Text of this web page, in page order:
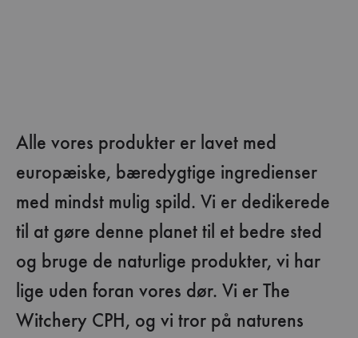
Alle vores produkter er lavet med
europæiske, bæredygtige ingredienser
med mindst mulig spild. Vi er dedikerede
til at gøre denne planet til et bedre sted
og bruge de naturlige produkter, vi har
lige uden foran vores dør. Vi er The
Witchery CPH, og vi tror på naturens